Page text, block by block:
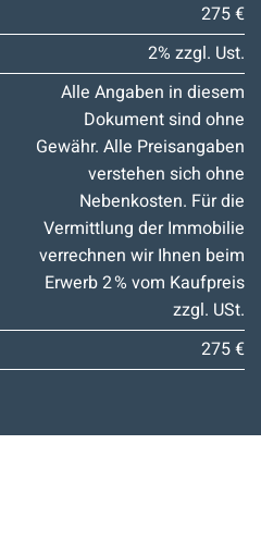
275 €
2% zzgl. Ust.
Alle Angaben in diesem
Dokument sind ohne
Gewähr. Alle Preisangaben
verstehen sich ohne
Nebenkosten. Für die
Vermittlung der Immobilie
verrechnen wir Ihnen beim
Erwerb 2 % vom Kaufpreis
zzgl. USt.
275 €